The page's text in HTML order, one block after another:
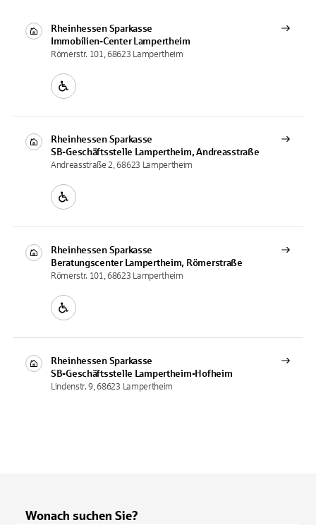
Rheinhessen Sparkasse
Immobilien-Center
Lampertheim
Römerstr. 101, 68623 Lampertheim
Rheinhessen Sparkasse
SB-Geschäftsstelle
Lampertheim, Andreasstraße
Andreasstraße 2, 68623 Lampertheim
Rheinhessen Sparkasse
Beratungscenter
Lampertheim, Römerstraße
Römerstr. 101, 68623 Lampertheim
Rheinhessen Sparkasse
SB-Geschäftsstelle
Lampertheim-Hofheim
Lindenstr. 9, 68623 Lampertheim
Wonach suchen Sie?